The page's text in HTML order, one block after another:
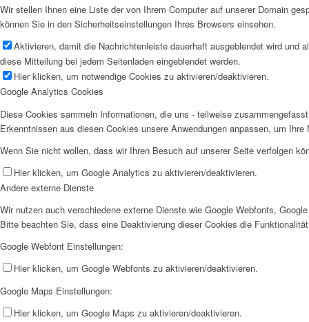
Wir stellen Ihnen eine Liste der von Ihrem Computer auf unserer Domain
können Sie in den Sicherheitseinstellungen Ihres Browsers einsehen.
Aktivieren, damit die Nachrichtenleiste dauerhaft ausgeblendet wird und
diese Mitteilung bei jedem Seitenladen eingeblendet werden.
Hier klicken, um notwendige Cookies zu aktivieren/deaktivieren.
Google Analytics Cookies
Diese Cookies sammeln Informationen, die uns - teilweise
Erkenntnissen aus diesen Cookies unsere Anwendungen anpassen, um
Wenn Sie nicht wollen, dass wir Ihren Besuch auf unserer Seite verfolgen
Hier klicken, um Google Analytics zu aktivieren/deaktivieren.
Andere externe Dienste
Wir nutzen auch verschiedene externe Dienste wie Google Webfonts,
Bitte beachten Sie, dass eine Deaktivierung dieser Cookies die
Google Webfont Einstellungen:
Hier klicken, um Google Webfonts zu aktivieren/deaktivieren.
Google Maps Einstellungen:
Hier klicken, um Google Maps zu aktivieren/deaktivieren.